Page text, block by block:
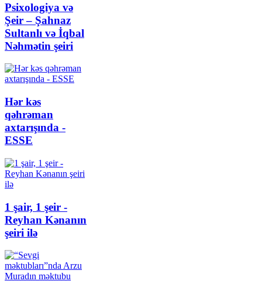
Psixologiya və
Şeir – Şahnaz
Sultanlı və İqbal
Nəhmətin şeiri
Hər kəs
qəhrəman
axtarışında -
ESSE
1 şair, 1 şeir -
Reyhan Kənanın
şeiri ilə